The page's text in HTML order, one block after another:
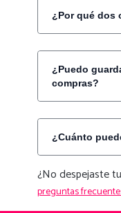
¿Por qué dos
¿Puedo
compras?
¿Cuánto
¿No despejaste
preguntas